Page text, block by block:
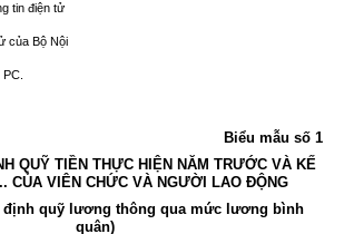
tin điện tử
của Bộ Nội
Biểu mẫu số 1
QUỸ TIỀN THỰC HIỆN NĂM TRƯỚC VÀ KẾ
CỦA VIÊN CHỨC VÀ NGƯỜI LAO ĐỘNG
quỹ lương thông qua mức lương bình
quân)